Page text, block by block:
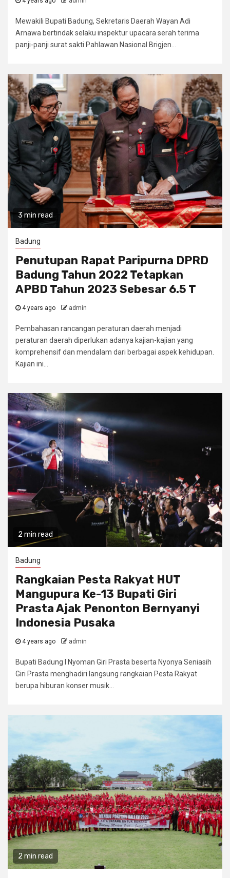
Mewakili Bupati Badung, Sekretaris Daerah Wayan Adi
Arnawa bertindak selaku inspektur upacara serah terima
panji-panji surat sakti Pahlawan Nasional Brigjen...
3 min read
Badung
Penutupan Rapat Paripurna DPRD
Badung Tahun 2022 Tetapkan
APBD Tahun 2023 Sebesar 6.5 T
4 years ago admin
Pembahasan rancangan peraturan daerah menjadi
peraturan daerah diperlukan adanya kajian-kajian yang
komprehensif dan mendalam dari berbagai aspek kehidupan.
Kajian ini...
2 min read
Badung
Rangkaian Pesta Rakyat HUT
Mangupura Ke-13 Bupati Giri
Prasta Ajak Penonton Bernyanyi
Indonesia Pusaka
4 years ago admin
Bupati Badung I Nyoman Giri Prasta beserta Nyonya Seniasih
Giri Prasta menghadiri langsung rangkaian Pesta Rakyat
berupa hiburan konser musik...
2 min read